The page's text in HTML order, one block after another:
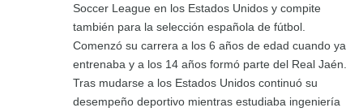
Soccer League en los Estados Unidos y compite
también para la selección española de fútbol.
Comenzó su carrera a los 6 años de edad cuando ya
entrenaba y a los 14 años formó parte del Real Jaén.
Tras mudarse a los Estados Unidos continuó su
desempeño deportivo mientras estudiaba ingeniería